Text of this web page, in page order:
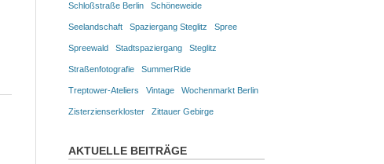
Schloßstraße Berlin Schöneweide
Seelandschaft Spaziergang Steglitz Spree
Spreewald Stadtspaziergang Steglitz
Straßenfotografie SummerRide
Treptower-Ateliers Vintage Wochenmarkt Berlin
Zisterzienserkloster Zittauer Gebirge
AKTUELLE BEITRÄGE